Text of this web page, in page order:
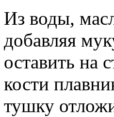
Из воды,
добавляя
оставить на
кости
тушку